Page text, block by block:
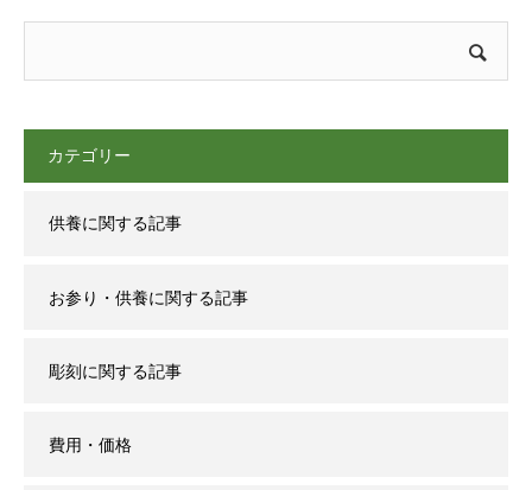
カテゴリー
供養に関する記事
お参り・供養に関する記事
彫刻に関する記事
費用・価格